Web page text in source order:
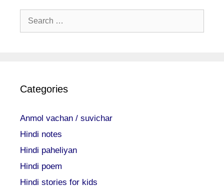
Search
Categories
Anmol vachan / suvichar
Hindi notes
Hindi paheliyan
Hindi poem
Hindi stories for kids